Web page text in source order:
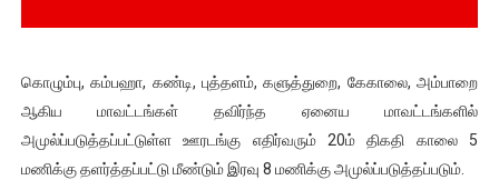
வலிமை தான் அஜித் திரைப்பயணத்திலே அதிக காலெக்ஷன் செய்த
அல்வா கொடுக்கின்றது இலங்கை!
கொழும்பு, கம்பஹா, கண்டி, புத்தளம், களுத்துறை, கேகாலை, அம்பாறை
ஆகிய மாவட்டங்கள் தவிர்ந்த ஏனைய மாவட்டங்களில்
அமுல்ப்படுத்தப்பட்டுள்ள ஊரடங்கு எதிர்வரும் 20ம் திகதி காலை 5
மணிக்கு தளர்த்தப்பட்டு மீண்டும் இரவு 8 மணிக்கு அமுல்ப்படுத்தப்படும்.